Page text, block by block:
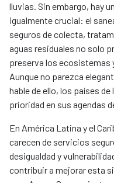
lluvias. Sin embargo, hay
igualmente crucial: el
seguros de colecta,
aguas residuales no solo
preserva los ecosistemas
Aunque no parezca
hable de ello, los países
prioridad en sus agendas
En América Latina y el
carecen de servicios
desigualdad y
contribuir a mejorar esta